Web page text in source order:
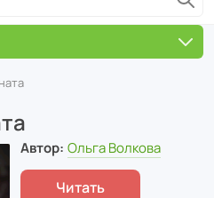
Автор: Ольга Волкова
Читать